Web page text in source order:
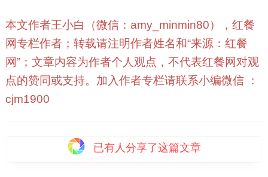
本文作者王小白（微信：amy_minmin80），红餐
网专栏作者；转载请注明作者姓名和“来源：红餐
网”；文章内容为作者个人观点，不代表红餐网对观
点的赞同或支持。加入作者专栏请联系小编微信 ：
cjm1900
已有 人分享了这篇文章